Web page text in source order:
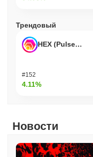
Трендовый
HEX (Pulsechain)
#152
4.11%
Новости